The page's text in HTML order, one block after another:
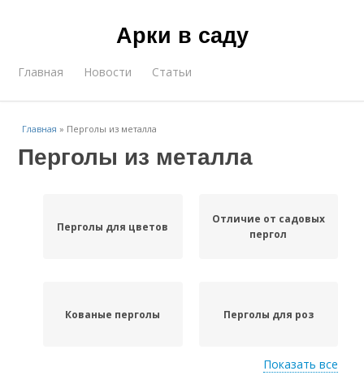
Арки в саду
Главная Новости Статьи
Главная » Перголы из металла
Перголы из металла
Перголы для цветов
Отличие от садовых
пергол
Кованые перголы Перголы для роз
Показать все